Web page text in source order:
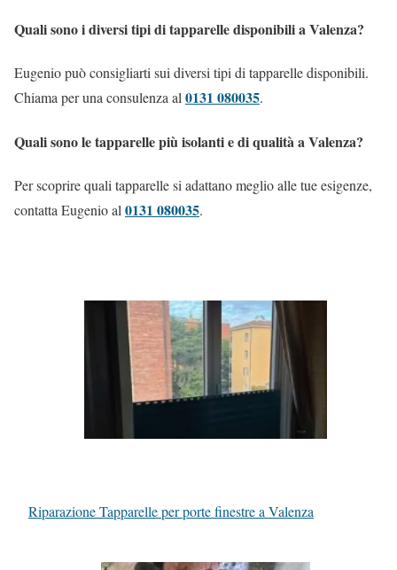
Quali sono i diversi tipi di tapparelle disponibili a Valenza?
Eugenio può consigliarti sui diversi tipi di tapparelle disponibili.
Chiama per una consulenza al0131 080035.
Quali sono le tapparelle più isolanti e di qualità a Valenza?
Per scoprire quali tapparelle si adattano meglio alle tue esigenze,
contatta Eugenio al 0131 080035.
Riparazione Tapparelle per porte finestre a Valenza